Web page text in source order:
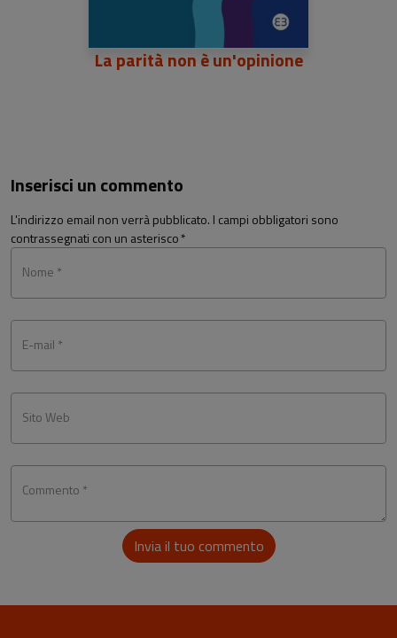
La parità non è un'opinione
Inserisci un commento
L'indirizzo email non verrà pubblicato. I campi obbligatori sono
contrassegnati con un asterisco*
Nome *
E-mail *
Sito Web
Commento *
Invia il tuo commento